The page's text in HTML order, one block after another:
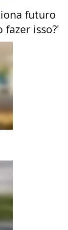
futuro
fazer isso?'